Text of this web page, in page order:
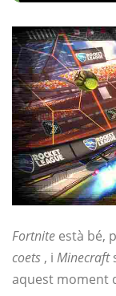
Fortnite està bé,
coets , i Minecraft
aquest moment